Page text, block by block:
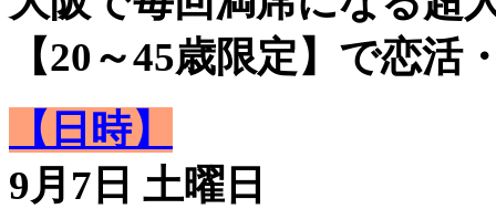
【20～45歳限定】で恋
【日時】
9月7日 土曜日